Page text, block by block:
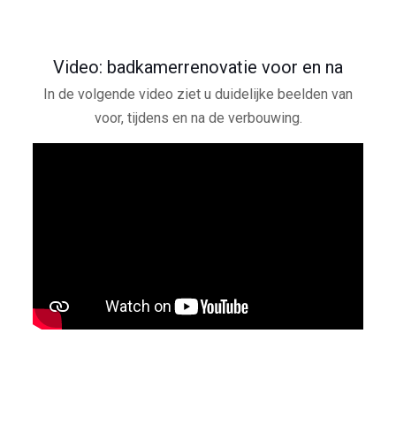
Video: badkamerrenovatie voor en na
In de volgende video ziet u duidelijke beelden van
voor, tijdens en na de verbouwing.